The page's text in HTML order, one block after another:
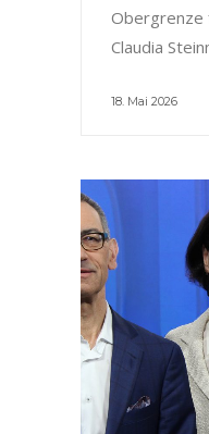
Obergrenze
Claudia
18. Mai 2026